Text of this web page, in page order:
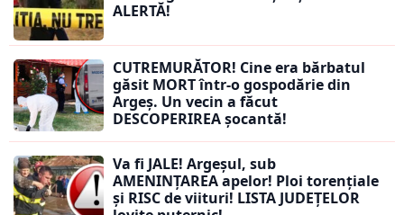
ALERTĂ!
CUTREMURĂTOR! Cine era bărbatul
găsit MORT într-o gospodărie din
Argeș. Un vecin a făcut
DESCOPERIREA șocantă!
Va fi JALE! Argeșul, sub
AMENINȚAREA apelor! Ploi torențiale
și RISC de viituri! LISTA JUDEȚELOR